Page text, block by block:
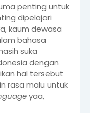
penting untuk
dipelajari
kaum dewasa
bahasa
suka
dengan
hal tersebut
rasa malu untuk
yaa,